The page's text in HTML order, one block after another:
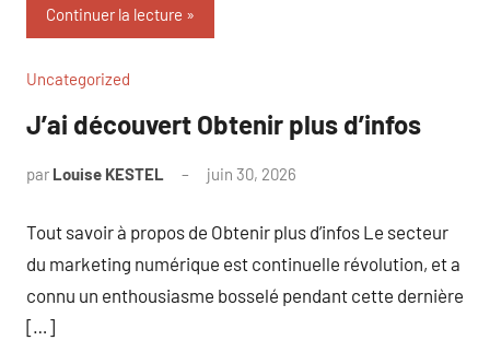
Continuer la lecture
Uncategorized
J’ai découvert Obtenir plus d’infos
par Louise KESTEL juin 30, 2026
Tout savoir à propos de Obtenir plus d’infos Le secteur
du marketing numérique est continuelle révolution, et a
connu un enthousiasme bosselé pendant cette dernière
[…]